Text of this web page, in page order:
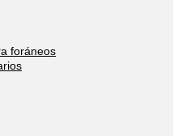
foráneos